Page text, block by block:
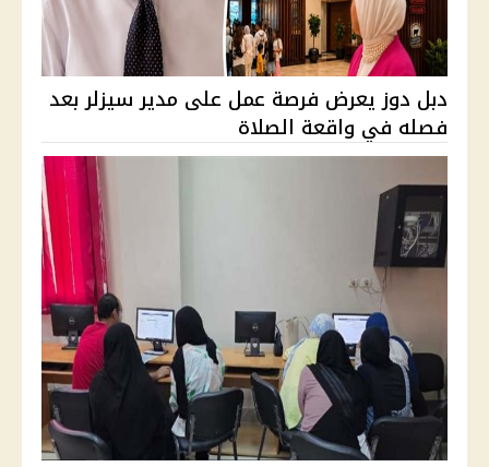
دبل دوز يعرض فرصة عمل على مدير سيزلر بعد
فصله في واقعة الصلاة